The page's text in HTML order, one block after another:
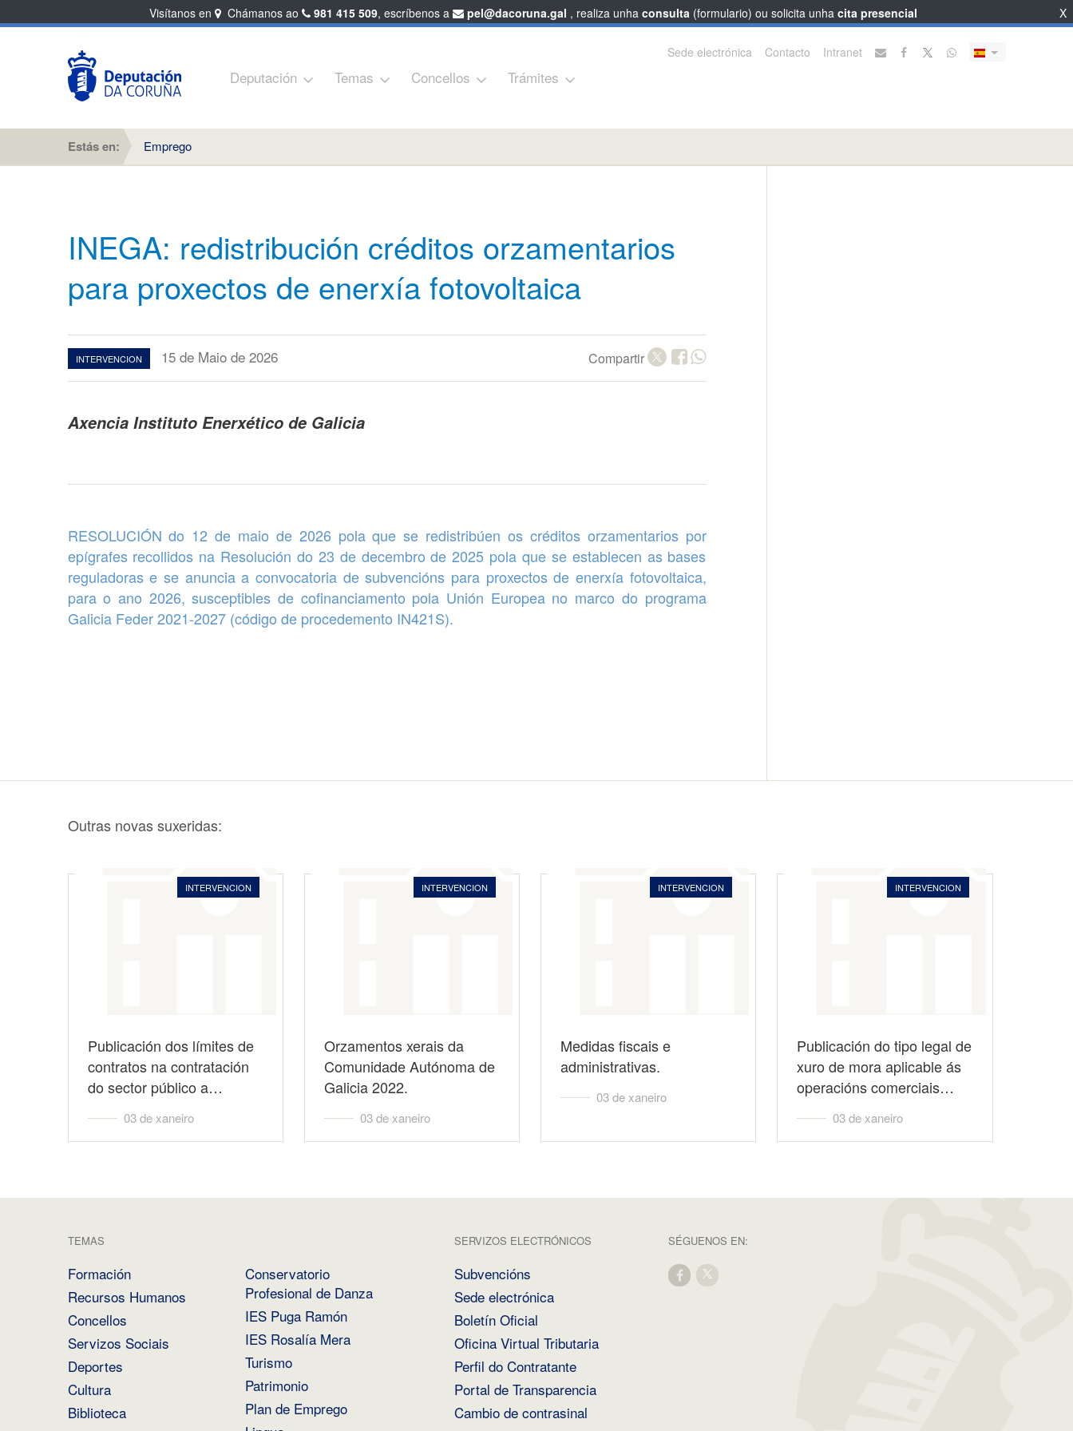
Sede electrónica Contacto Intranet
Deputación Temas Concellos Trámites
Estás en: Emprego
INEGA: redistribución créditos orzamentarios
para proxectos de enerxía fotovoltaica
INTERVENCION 15 de Maio de 2026 Compartir
Axencia Instituto Enerxético de Galicia
RESOLUCIÓN do 12 de maio de 2026 pola que se redistribúen os créditos orzamentariospor
epígrafes recollidos na Resolución do 23 de decembro de 2025 pola que se establecen as bases
reguladoras e se anuncia a convocatoria de subvencións para proxectos de enerxía fotovoltaica,
para o ano 2026, susceptibles de cofinanciamento pola Unión Europea no marco do programa
Galicia Feder 2021-2027 (código de procedemento IN421S).
Outras novas suxeridas:
INTERVENCION
Publicación dos límites de
contratos na contratación
do sector público a…
03 de xaneiro
INTERVENCION
Orzamentos xerais da
Comunidade Autónoma de
Galicia 2022.
03 de xaneiro
INTERVENCION
Medidas fiscais e
administrativas.
03 de xaneiro
INTERVENCION
Publicación do tipo legal de
xuro de mora aplicable ás
operacións comerciais…
03 de xaneiro
Visítanos en Chámanos ao 981 415 509, escríbenos a pel@dacoruna.gal , realiza unha consulta(formulario) ou solicita unha cita presencial X
TEMAS
Formación
Recursos Humanos
Concellos
Servizos Sociais
Deportes
Cultura
Biblioteca
Conservatorio
Profesional de Danza
IES Puga Ramón
IES Rosalía Mera
Turismo
Patrimonio
Plan de Emprego
SERVIZOS ELECTRÓNICOS
Subvencións
Sede electrónica
Boletín Oficial
Oficina Virtual Tributaria
Perfil do Contratante
Portal de Transparencia
Cambio de contrasinal
SÉGUENOS EN: